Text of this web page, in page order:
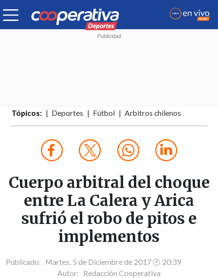
Tópicos: Deportes Fútbol Arbitros chilenos
Cuerpo arbitral del choque
entre La Calera y Arica
sufrió el robo de pitos e
implementos
Publicado: Martes, 5 de Diciembre de 2017 🕐 20:39
Autor: Redacción Cooperativa